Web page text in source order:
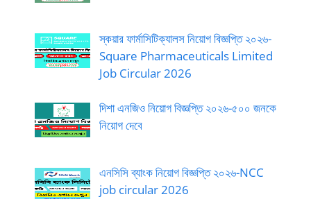
স্কয়ার ফার্মাসিটিক্যালস নিয়োগ বিজ্ঞপ্তি ২০২৬-
Square Pharmaceuticals Limited
Job Circular 2026
দিশা এনজিও নিয়োগ বিজ্ঞপ্তি ২০২৬-৫০০ জনকে
নিয়োগ দেবে
এনসিসি ব্যাংক নিয়োগ বিজ্ঞপ্তি ২০২৬-NCC
job circular 2026